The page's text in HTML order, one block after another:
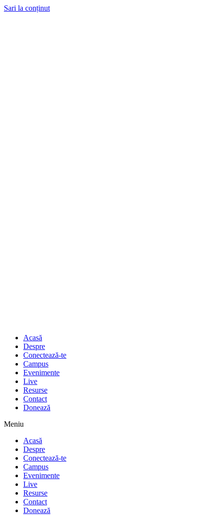
Sari la conținut
Acasă
Despre
Conectează-te
Campus
Evenimente
Live
Resurse
Contact
Donează
Meniu
Acasă
Despre
Conectează-te
Campus
Evenimente
Live
Resurse
Contact
Donează